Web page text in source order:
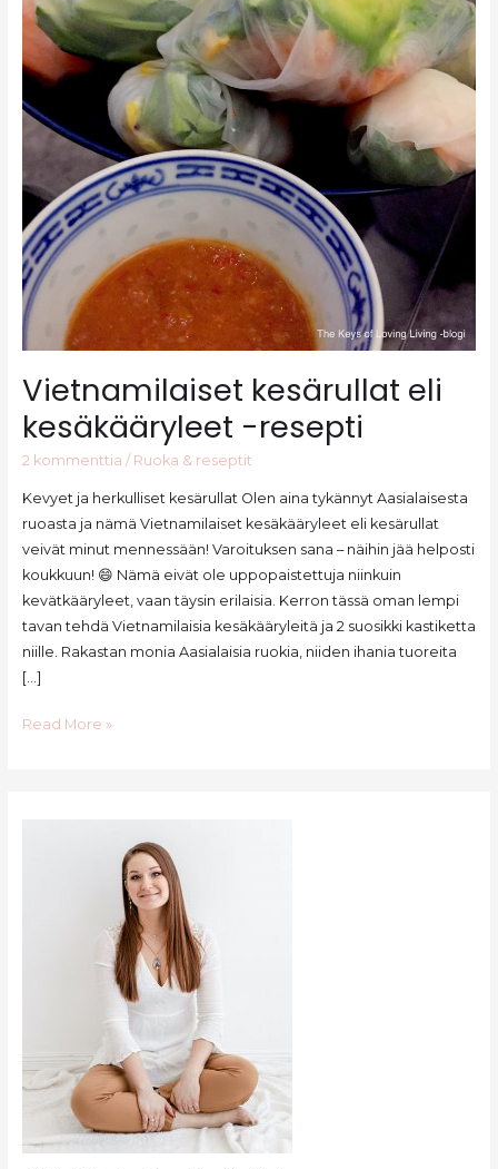
Vietnamilaiset kesärullat eli
kesäkääryleet -resepti
2 kommenttia / Ruoka & reseptit
Kevyet ja herkulliset kesärullat Olen aina tykännyt Aasialaisesta
ruoasta ja nämä Vietnamilaiset kesäkääryleet eli kesärullat
veivät minut mennessään! Varoituksen sana – näihin jää helposti
koukkuun! 😄 Nämä eivät ole uppopaistettuja niinkuin
kevätkääryleet, vaan täysin erilaisia. Kerron tässä oman lempi
tavan tehdä Vietnamilaisia kesäkääryleitä ja 2 suosikki kastiketta
niille. Rakastan monia Aasialaisia ruokia, niiden ihania tuoreita
[…]
Vietnamilaiset
Read More »